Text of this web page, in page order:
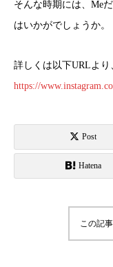
そんな時期には、Me
はいかがでしょうか。
詳しくは以下URLより
https://
Post
Hatena
この記